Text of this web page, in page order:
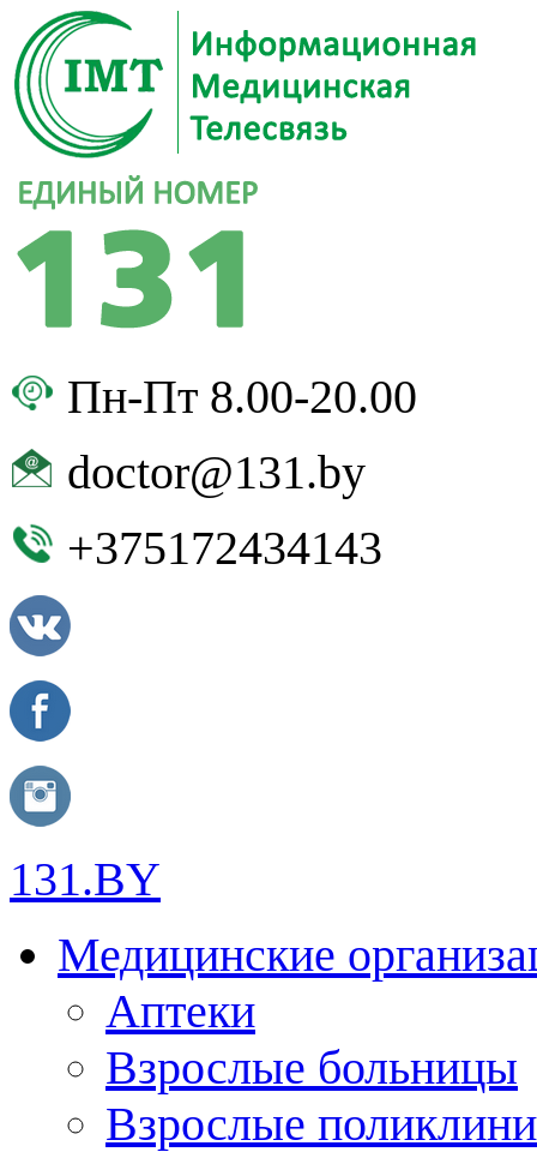
Пн-Пт 8.00-20.00
doctor@131.by
+375172434143
131.BY
Медицинские
Аптеки
Взрослые больницы
Взрослые